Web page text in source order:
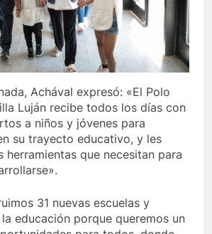
Achával expresó: «El Polo
Luján recibe todos los días con
a niños y jóvenes para
su trayecto educativo, y les
herramientas que necesitan para
31 nuevas escuelas y
educación porque queremos un